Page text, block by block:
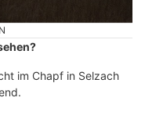
im Chapf in Selzach